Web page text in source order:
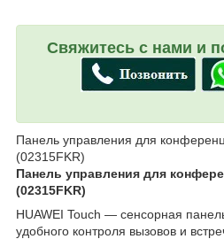
Свяжитесь с нами и
Панель управления для
(02315FKR)
Панель управления для
(02315FKR)
HUAWEI Touch — сенсорная
удобного контроля вызовов и